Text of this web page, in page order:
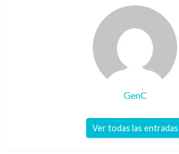
GenC
Ver todas las entradas